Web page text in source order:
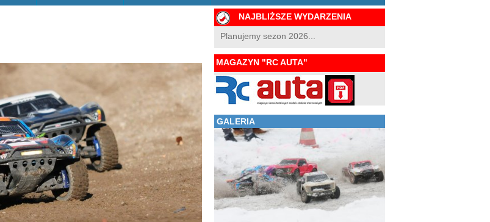
NAJBLIŻSZE WYDARZENIA
Planujemy sezon 2026...
MAGAZYN "RC AUTA"
GALERIA